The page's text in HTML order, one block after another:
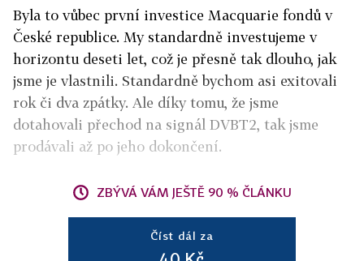
Byla to vůbec první investice Macquarie fondů v
České republice. My standardně investujeme v
horizontu deseti let, což je přesně tak dlouho, jak
jsme je vlastnili. Standardně bychom asi exitovali
rok či dva zpátky. Ale díky tomu, že jsme
dotahovali přechod na signál DVBT2, tak jsme
prodávali až po jeho dokončení.
ZBÝVÁ VÁM JEŠTĚ 90 % ČLÁNKU
Číst dál za